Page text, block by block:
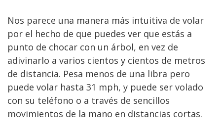
Nos parece una manera más intuitiva de volar
por el hecho de que puedes ver que estás a
punto de chocar con un árbol, en vez de
adivinarlo a varios cientos y cientos de metros
de distancia. Pesa menos de una libra pero
puede volar hasta 31 mph, y puede ser volado
con su teléfono o a través de sencillos
movimientos de la mano en distancias cortas.